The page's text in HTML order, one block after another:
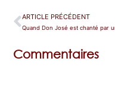
ARTICLE PRÉCÉDENT
Commentaires